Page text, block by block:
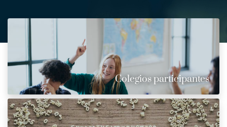
Colegios participantes